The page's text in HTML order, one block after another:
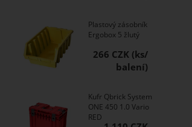
Plastový zásobník
Ergobox 5 žlutý
266 CZK
Kufr Qbrick System
ONE 450 1.0 Vario
RED